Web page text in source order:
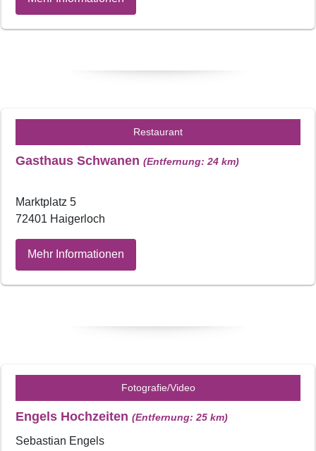
Restaurant
Gasthaus Schwanen (Entfernung: 24 km)
Marktplatz 5
72401 Haigerloch
Mehr Informationen
Fotografie/Video
Engels Hochzeiten (Entfernung: 25 km)
Sebastian Engels